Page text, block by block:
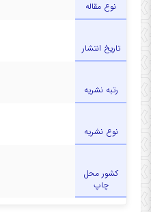
نوع مقاله
تاریخ انتشار
رتبه نشریه
نوع نشریه
کشور محل
چاپ